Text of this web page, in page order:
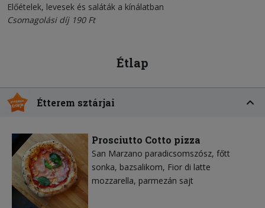
Előételek, levesek és saláták a kínálatban
Csomagolási díj 190 Ft
Étlap
Étterem sztárjai
Prosciutto Cotto pizza
San Marzano paradicsomszósz főtt
sonka bazsalikom Fior di latte
mozzarella parmezán sajt